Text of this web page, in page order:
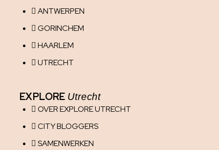
ANTWERPEN
GORINCHEM
HAARLEM
UTRECHT
EXPLORE Utrecht
OVER EXPLORE UTRECHT
CITY BLOGGERS
SAMENWERKEN